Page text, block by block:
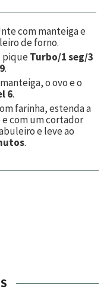
com manteiga e
de forno.
piqueTurbo/1 seg/3
.
o ovo e o
6.
farinha, estenda a
e com um cortador
e leve ao
.